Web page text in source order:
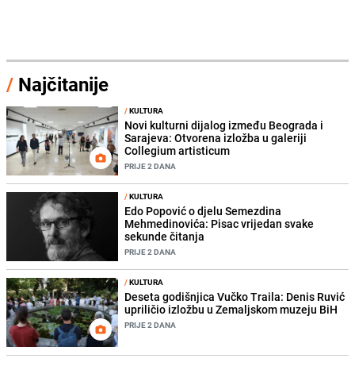
/ Najčitanije
/KULTURA
Novi kulturni dijalog između Beograda i
Sarajeva: Otvorena izložba u galeriji
Collegium artisticum
PRIJE 2 DANA
/KULTURA
Edo Popović o djelu Semezdina
Mehmedinovića: Pisac vrijedan svake
sekunde čitanja
PRIJE 2 DANA
/KULTURA
Deseta godišnjica Vučko Traila: Denis Ruvić
upriličio izložbu u Zemaljskom muzeju BiH
PRIJE 2 DANA